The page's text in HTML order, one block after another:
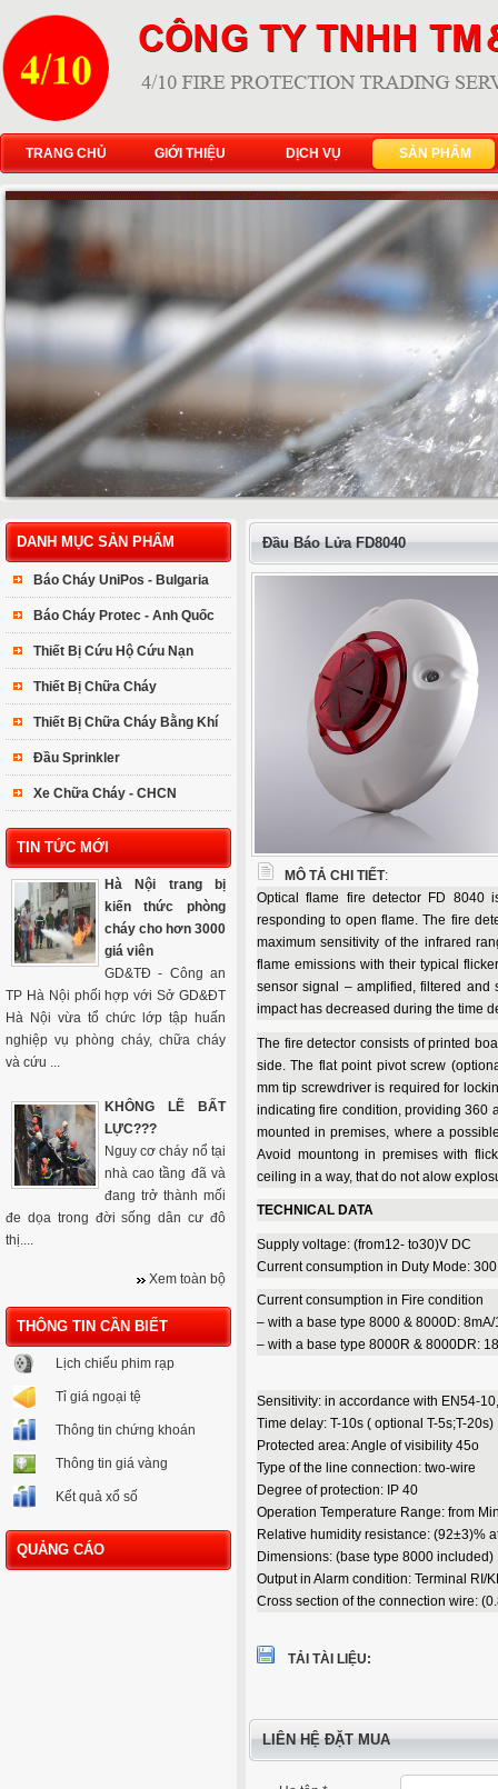
TRANG CHỦ GIỚI THIỆU DỊCH VỤ SẢN PHẨM
DANH MỤC SẢN PHẨM
Báo Cháy UniPos - Bulgaria
Báo Cháy Protec - Anh Quốc
Thiết Bị Cứu Hộ Cứu Nạn
Thiết Bị Chữa Cháy
Thiết Bị Chữa Cháy Bằng Khí
Đầu Sprinkler
Xe Chữa Cháy - CHCN
TIN TỨC MỚI
Hà Nội trang bị
kiến thức phòng
cháy cho hơn 3000
giá viên
GD&TĐ - Công an
TP Hà Nội phối hợp với Sở GD&ĐT
Hà Nội vừa tổ chức lớp tập huấn
nghiệp vụ phòng cháy, chữa cháy
và cứu ...
KHÔNG LẼ BẤT
LỰC???
Nguy cơ cháy nổ tại
nhà cao tầng đã và
đang trở thành mối
đe dọa trong đời sống dân cư đô
thị....
Xem toàn bộ
THÔNG TIN CẦN BIẾT
Lịch chiếu phim rạp
Tỉ giá ngoại tệ
Thông tin chứng khoán
Thông tin giá vàng
Kết quả xổ số
QUẢNG CÁO
Đầu Báo Lửa FD8040
MÔ TẢ CHI TIẾT:
Optical flame fire detector FD 8040
responding to open flame. The fire
maximum sensitivity of the infrared
flame emissions with their typical
sensor signal – amplified, filtered
impact has decreased during the time
The fire detector consists of printed
side. The flat point pivot screw
mm tip screwdriver is required for
indicating fire condition, providing 360
mounted in premises, where a
Avoid mountong in premises with
ceiling in a way, that do not alow
TECHNICAL DATA
Supply voltage: (from12- to30)V DC
Current consumption in Duty Mode:
Current consumption in Fire condition
– with a base type 8000 & 8000D:
– with a base type 8000R & 8000DR:
Sensitivity: in accordance with EN54-
Time delay: T-10s ( optional T-5s;T-20s)
Protected area: Angle of visibility 45o
Type of the line connection: two-wire
Degree of protection: IP 40
Operation Temperature Range: from
Relative humidity resistance: (92±3)%
Dimensions: (base type 8000
Output in Alarm condition: Terminal RI/
Cross section of the connection wire:
TẢI TÀI LIỆU:
LIÊN HỆ ĐẶT MUA